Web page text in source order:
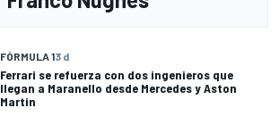
FÓRMULA 13 d
Ferrari se refuerza con dos ingenieros que
llegan a Maranello desde Mercedes y Aston
Martin